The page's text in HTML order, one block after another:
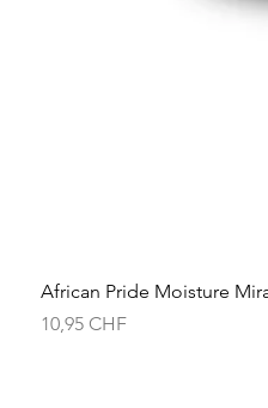
African Pride Moisture
Preis
10,95 CHF